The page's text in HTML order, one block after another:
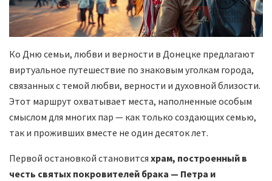
Ко Дню семьи, любви и верности в Донецке предлагают
виртуальное путешествие по знаковым уголкам города,
связанных с темой любви, верности и духовной близости.
Этот маршрут охватывает места, наполненные особым
смыслом для многих пар — как только создающих семью,
так и проживших вместе не один десяток лет.
Первой остановкой становится храм, построенный в
честь святых покровителей брака — Петра и